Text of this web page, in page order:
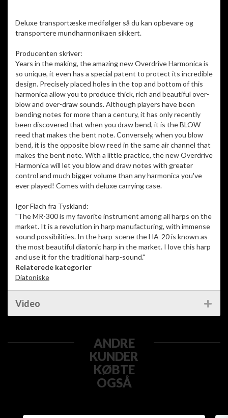
Deluxe transportæske medfølger så du kan opbevare og
transportere mundharmonikaen sikkert.
Producenten skriver:
Years in the making, the amazing new Overdrive Harmonica is
so unique, it even has a special patent to protect its incredible
design. Precisely placed holes in the top and bottom of this
harmonica allow you to produce thick, rich and beautiful over-
blow and over-draw sounds. Although players have been
bending notes for more than a century, it has only recently
been discovered that when you draw bend, it is the BLOW
reed that makes the bent note. Conversely, when you blow
bend, it is the opposite blow reed in the same air channel that
makes the bent note. With a little practice, the new Overdrive
Harmonica will let you blow and draw notes with greater
control and much bigger volume than any harmonica you've
ever played! Comes with deluxe carrying case.
Igor Flach fra Tyskland:
"The MR-300 is my favorite instrument among all harps on the
market. It is a revolution in harp manufacturing, with immense
sound possibilities. In the harp-scene the HA-20 is known as
the most beautiful diatonic harp in the market. I love this harp
and use it for the traditional harp-sound."
Relaterede kategorier
Diatoniske
Video
ANDRE
KUNDER
KØBTE
OGSÅ